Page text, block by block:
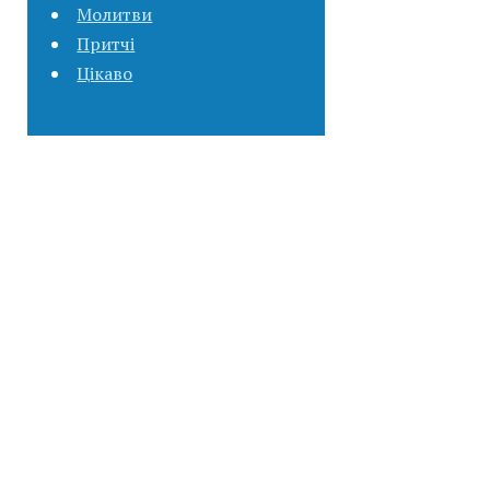
Молитви
Притчі
Цікаво